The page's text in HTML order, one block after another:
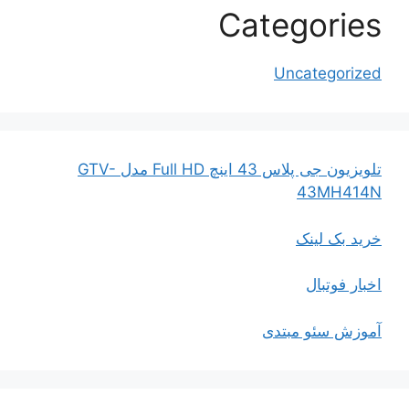
Categories
Uncategorized
تلویزیون جی پلاس 43 اینچ Full HD مدل GTV-
43MH414N
خرید بک لینک
اخبار فوتبال
آموزش سئو مبتدی